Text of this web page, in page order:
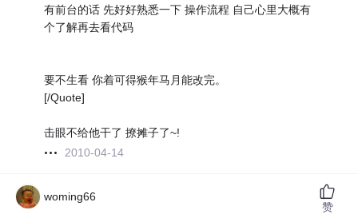
有前台的话 先好好熟悉一下 操作流程 自己心里大概有
个了解再去看代码
要不生看 你着可得猴年马月能改完。
[/Quote]
击眼不给他干了 撩摊子了~!
2010-04-14
woming66
赞